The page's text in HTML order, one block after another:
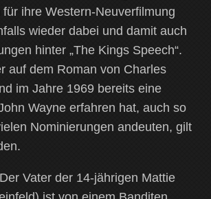
ihre Western-Neuverfilmung
wieder dabei und damit auch
hinter „The Kings Speech“.
auf dem Roman von Charles
im Jahre 1969 bereits eine
Wayne erfahren hat, auch so
Nominierungen andeuten, gilt
Vater der 14-jährigen Mattie